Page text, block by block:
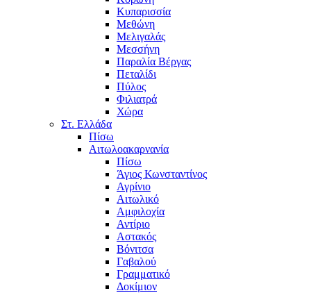
Κυπαρισσία
Μεθώνη
Μελιγαλάς
Μεσσήνη
Παραλία Βέργας
Πεταλίδι
Πύλος
Φιλιατρά
Χώρα
Στ. Ελλάδα
Πίσω
Αιτωλοακαρνανία
Πίσω
Άγιος Κωνσταντίνος
Αγρίνιο
Αιτωλικό
Αμφιλοχία
Αντίριο
Αστακός
Βόνιτσα
Γαβαλού
Γραμματικό
Δοκίμιον